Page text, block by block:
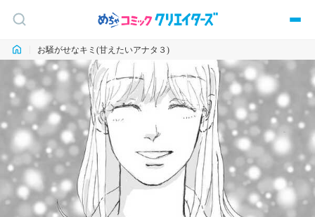
お騒がせなキミ(甘えたいアナタ３)